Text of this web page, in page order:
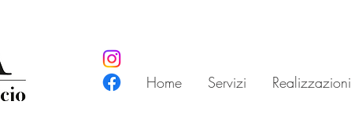
Home Servizi Realizzazioni